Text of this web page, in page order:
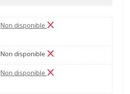
Non disponible
Non disponible
Non disponible